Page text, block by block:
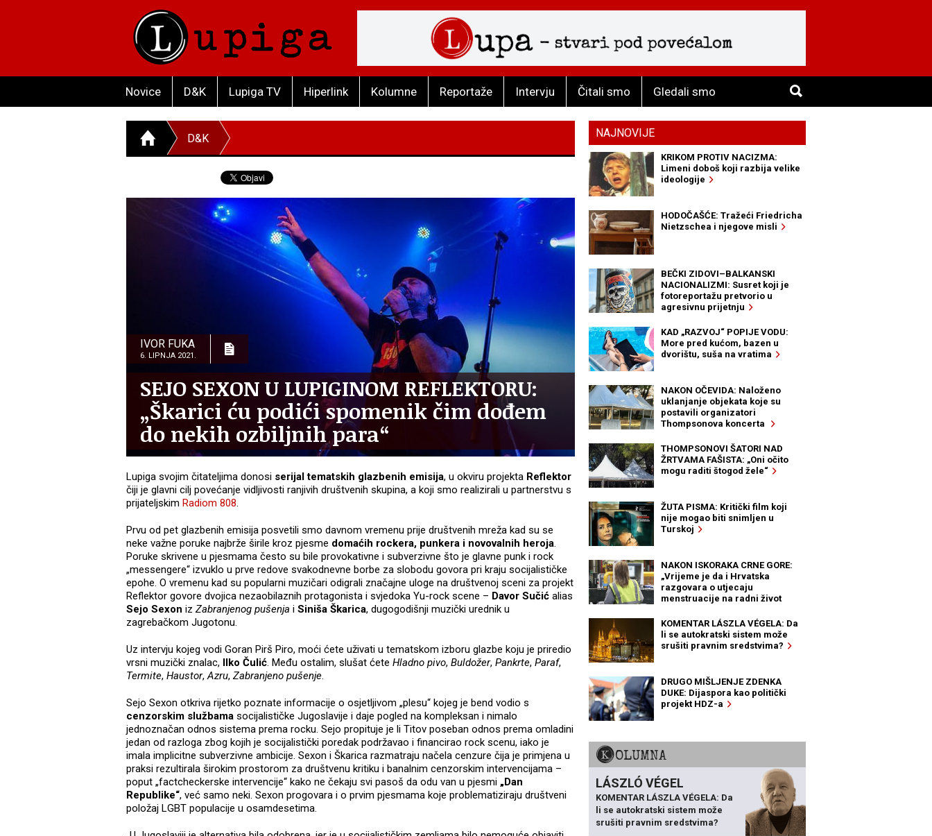
Novice D&K Lupiga TV Hiperlink Kolumne Reportaže Intervju Čitali smo Gledali smo
D&K
IVOR FUKA
6. LIPNJA 2021.
SEJO SEXON U LUPIGINOM REFLEKTORU:
„Škarici ću podići spomenik čim dođem
do nekih ozbiljnih para“
Lupiga svojim čitateljima donosi serijal tematskih glazbenih emisija, u okviru projekta Reflektor
čiji je glavni cilj povećanje vidljivosti ranjivih društvenih skupina, a koji smo realizirali u partnerstvu s
prijateljskim Radiom 808.
Prvu od pet glazbenih emisija posvetili smo davnom vremenu prije društvenih mreža kad su se
neke važne poruke najbrže širile kroz pjesme domaćih rockera, punkera i novovalnih heroja.
Poruke skrivene u pjesmama često su bile provokativne i subverzivne što je glavne punk i rock
„messengere“ izvuklo u prve redove svakodnevne borbe za slobodu govora pri kraju socijalističke
epohe. O vremenu kad su popularni muzičari odigrali značajne uloge na društvenoj sceni za projekt
Reflektor govore dvojica nezaobilaznih protagonista i svjedoka Yu-rock scene – Davor Sučić alias
Sejo Sexon iz Zabranjenog pušenja i Siniša Škarica, dugogodišnji muzički urednik u
zagrebačkom Jugotonu.
Uz intervju kojeg vodi Goran Pirš Piro, moći ćete uživati u tematskom izboru glazbe koju je priredio
vrsni muzički znalac, Ilko Čulić. Među ostalim, slušat ćete Hladno pivo, Buldožer, Pankrte, Paraf,
Termite, Haustor,Azru, Zabranjeno pušenje.
Sejo Sexon otkriva rijetko poznate informacije o osjetljivom „plesu“ kojeg je bend vodio s
cenzorskim službama socijalističke Jugoslavije i daje pogled na kompleksan i nimalo
jednoznačan odnos sistema prema rocku. Sejo propituje je li Titov poseban odnos prema omladini
jedan od razloga zbog kojih je socijalistički poredak podržavao i financirao rock scenu, iako je
imala implicitne subverzivne ambicije. Sexon i Škarica razmatraju načela cenzure čija je primjena u
praksi rezultirala širokim prostorom za društvenu kritiku i banalnim cenzorskim intervencijama –
poput „factcheckerske intervencije“ kako ne čekaju svi pasoš da odu van u pjesmi „Dan
Republike“, već samo neki. Sexon progovara i o prvim pjesmama koje problematiziraju društveni
položaj LGBT populacije u osamdesetima.
NAJNOVIJE
KRIKOM PROTIV NACIZMA:
Limeni doboš koji razbija velike
ideologije
HODOČAŠĆE: Tražeći Friedricha
Nietzschea i njegove misli
BEČKI ZIDOVI–BALKANSKI
NACIONALIZMI: Susret koji je
fotoreportažu pretvorio u
agresivnu prijetnju
KAD „RAZVOJ“ POPIJE VODU:
More pred kućom, bazen u
dvorištu, suša na vratima
NAKON OČEVIDA: Naloženo
uklanjanje objekata koje su
postavili organizatori
Thompsonova koncerta
THOMPSONOVI ŠATORI NAD
ŽRTVAMA FAŠISTA: „Oni očito
mogu raditi štogod žele“
ŽUTA PISMA: Kritički film koji
nije mogao biti snimljen u
Turskoj
NAKON ISKORAKA CRNE GORE:
„Vrijeme je da i Hrvatska
razgovara o utjecaju
menstruacije na radni život
KOMENTAR LÁSZLA VÉGELA: Da
li se autokratski sistem može
srušiti pravnim sredstvima?
DRUGO MIŠLJENJE ZDENKA
DUKE: Dijaspora kao politički
projekt HDZ-a
KOLUMNA
LÁSZLÓ VÉGEL
KOMENTAR LÁSZLA VÉGELA: Da
li se autokratski sistem može
srušiti pravnim sredstvima?